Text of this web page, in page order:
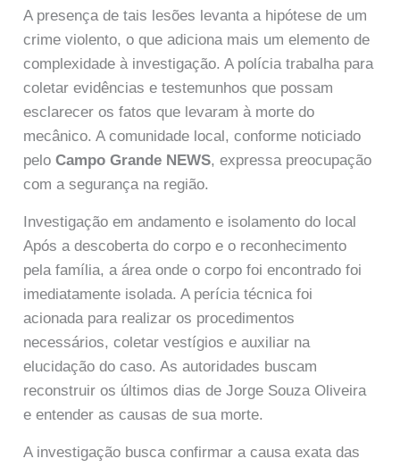
A presença de tais lesões levanta a hipótese de um
crime violento, o que adiciona mais um elemento de
complexidade à investigação. A polícia trabalha para
coletar evidências e testemunhos que possam
esclarecer os fatos que levaram à morte do
mecânico. A comunidade local, conforme noticiado
peloCampo Grande NEWS, expressa preocupação
com a segurança na região.
Investigação em andamento e isolamento do local
Após a descoberta do corpo e o reconhecimento
pela família, a área onde o corpo foi encontrado foi
imediatamente isolada. A perícia técnica foi
acionada para realizar os procedimentos
necessários, coletar vestígios e auxiliar na
elucidação do caso. As autoridades buscam
reconstruir os últimos dias de Jorge Souza Oliveira
e entender as causas de sua morte.
A investigação busca confirmar a causa exata das